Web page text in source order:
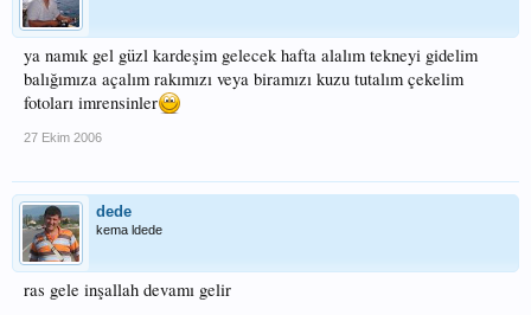
ya namık gel güzl kardeşim gelecek hafta alalım tekneyi gidelim
balığımıza açalım rakımızı veya biramızı kuzu tutalım çekelim
fotoları imrensinler
27 Ekim 2006
dede
kema ldede
ras gele inşallah devamı gelir